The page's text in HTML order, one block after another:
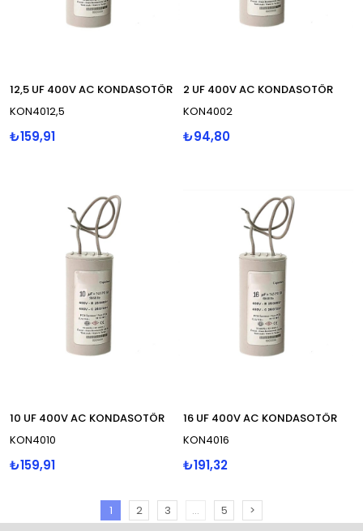
12,5 UF 400V AC KONDASOTÖR
KON4012,5
₺159,91
2 UF 400V AC KONDASOTÖR
KON4002
₺94,80
10 UF 400V AC KONDASOTÖR
KON4010
₺159,91
16 UF 400V AC KONDASOTÖR
KON4016
₺191,32
1 2 3 ... 5 >